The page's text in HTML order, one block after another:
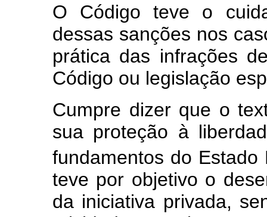
O Código teve o
dessas sanções nos
prática das infrações
Código ou legislação
Cumpre dizer que o
sua proteção à
fundamentos do
teve por objetivo o
da iniciativa privada,